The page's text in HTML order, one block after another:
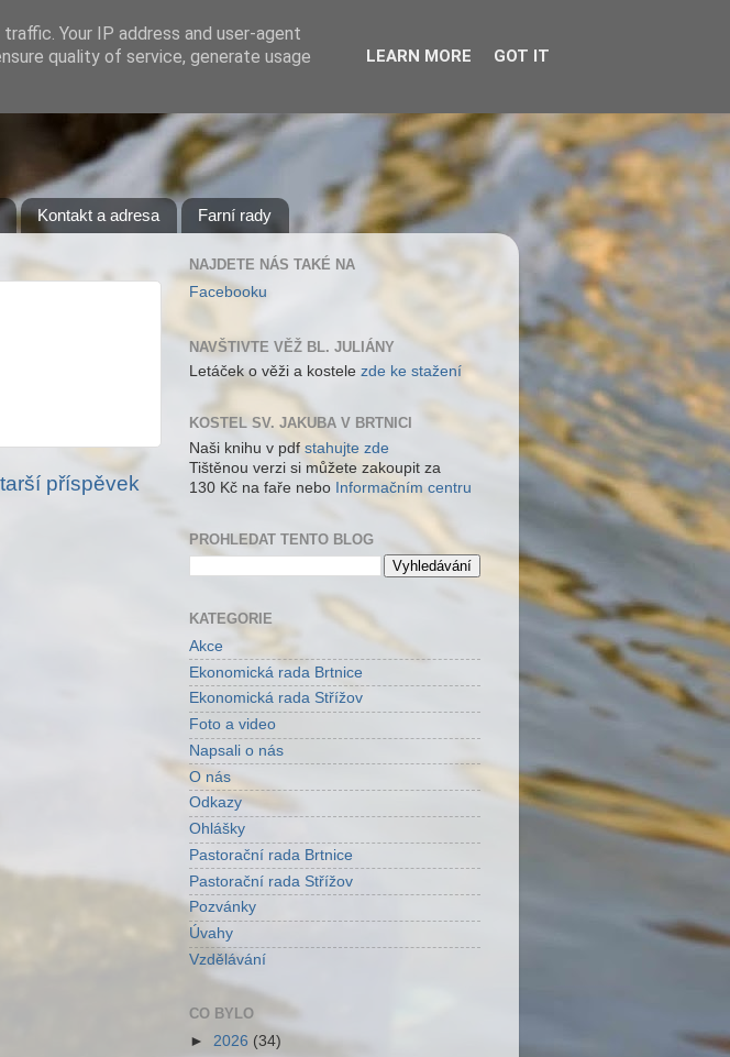
Kontakt a adresa Farní rady
příspěvek
NAJDETE NÁS TAKÉ NA
Facebooku
NAVŠTIVTE VĚŽ BL. JULIÁNY
Letáček o věži a kostele zde ke stažení
KOSTEL SV. JAKUBA V BRTNICI
Naši knihu v pdf stahujte zde
Tištěnou verzi si můžete zakoupit za
130 Kč na faře nebo Informačním centru
PROHLEDAT TENTO BLOG
KATEGORIE
Akce
Ekonomická rada Brtnice
Ekonomická rada Střížov
Foto a video
Napsali o nás
O nás
Odkazy
Ohlášky
Pastorační rada Brtnice
Pastorační rada Střížov
Pozvánky
Úvahy
Vzdělávání
CO BYLO
► 2026 (34)
Your IP address and user-agent
quality of service, generate usage
LEARN MORE GOT IT